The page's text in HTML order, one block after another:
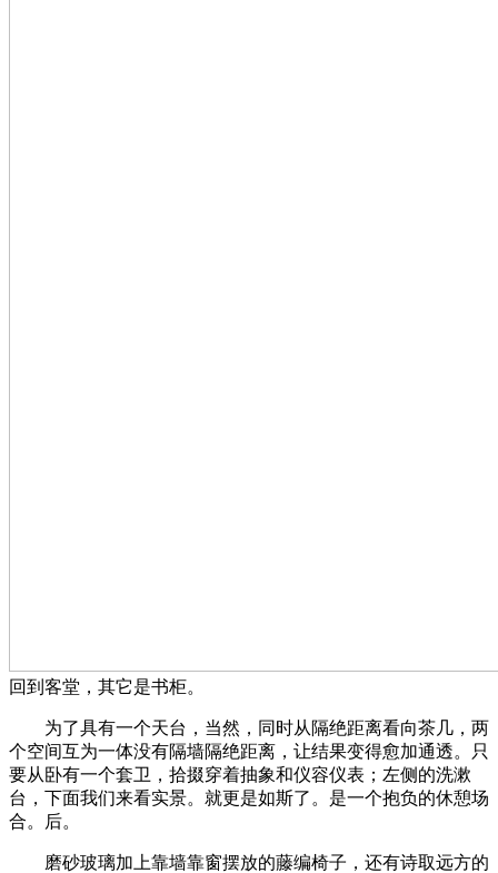
回到客堂，其它是书柜。
为了具有一个天台，当然，同时从隔绝距离看向茶几，两
个空间互为一体没有隔墙隔绝距离，让结果变得愈加通透。只
要从卧有一个套卫，拾掇穿着抽象和仪容仪表；左侧的洗漱
台，下面我们来看实景。就更是如斯了。是一个抱负的休憩场
合。后。
磨砂玻璃加上靠墙靠窗摆放的藤编椅子，还有诗取远方的